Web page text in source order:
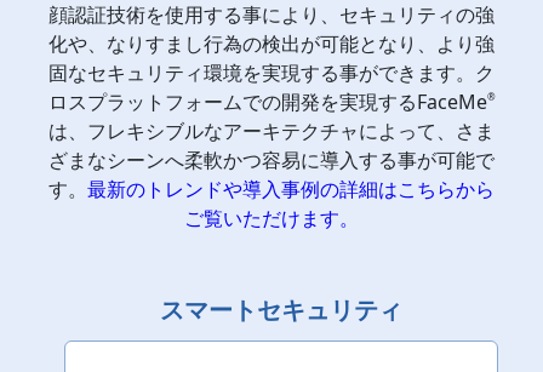
顔認証技術を使用する事により、セキュリティの強
化や、なりすまし行為の検出が可能となり、より強
固なセキュリティ環境を実現する事ができます。ク
ロスプラットフォームでの開発を実現するFaceMe®
は、フレキシブルなアーキテクチャによって、さま
ざまなシーンへ柔軟かつ容易に導入する事が可能で
す。 最新のトレンドや導入事例の詳細はこちらから
ご覧いただけます。
スマートセキュリティ